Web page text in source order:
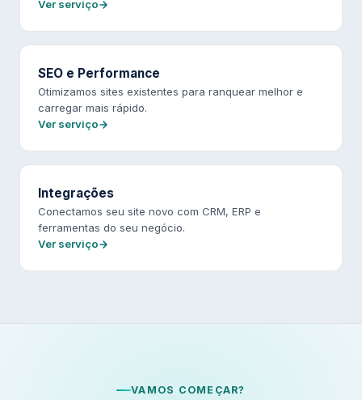
Ver serviço
SEO e Performance
Otimizamos sites existentes para ranquear melhor e
carregar mais rápido.
Ver serviço
Integrações
Conectamos seu site novo com CRM, ERP e
ferramentas do seu negócio.
Ver serviço
VAMOS COMEÇAR?